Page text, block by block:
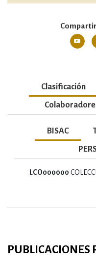
Clasificación
BISAC
LCO000000
PUBLICACIONES